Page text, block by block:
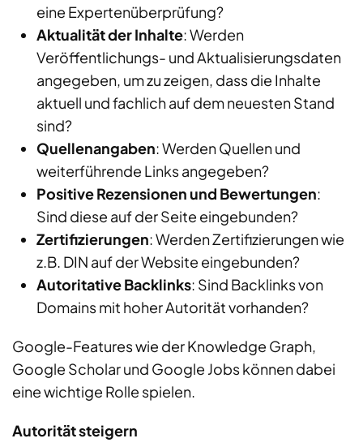
eine Expertenüberprüfung?
Aktualität der Inhalte: Werden
Veröffentlichungs- und Aktualisierungsdaten
angegeben, um zu zeigen, dass die Inhalte
aktuell und fachlich auf dem neuesten Stand
sind?
Quellenangaben: Werden Quellen und
weiterführende Links angegeben?
Positive Rezensionen und Bewertungen:
Sind diese auf der Seite eingebunden?
Zertifizierungen: Werden Zertifizierungen wie
z.B. DIN auf der Website eingebunden?
Autoritative Backlinks: Sind Backlinks von
Domains mit hoher Autorität vorhanden?
Google-Features wie der Knowledge Graph,
Google Scholar und Google Jobs können dabei
eine wichtige Rolle spielen.
Autorität steigern